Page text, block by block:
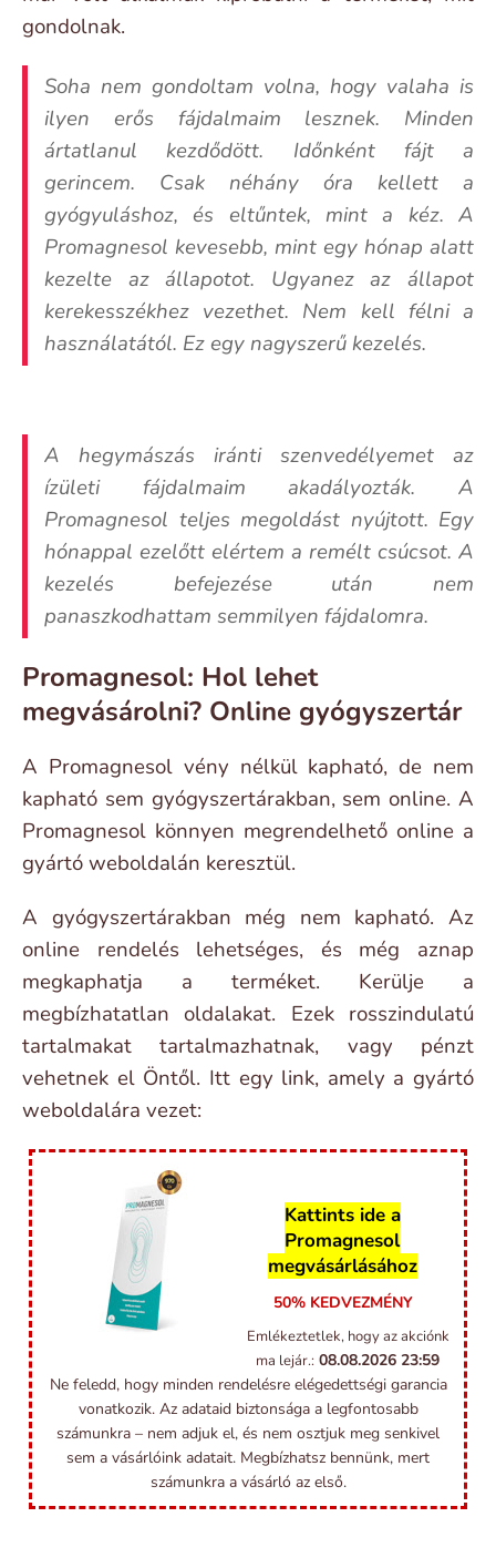
gondolnak.
Soha nem gondoltam volna, hogy valaha is
ilyen erős fájdalmaim lesznek. Minden
ártatlanul kezdődött. Időnként fájt a
gerincem. Csak néhány óra kellett a
gyógyuláshoz, és eltűntek, mint a kéz. A
Promagnesol kevesebb, mint egy hónap alatt
kezelte az állapotot. Ugyanez az állapot
kerekesszékhez vezethet. Nem kell félni a
használatától. Ez egy nagyszerű kezelés.
A hegymászás iránti szenvedélyemet az
ízületi fájdalmaim akadályozták. A
Promagnesol teljes megoldást nyújtott. Egy
hónappal ezelőtt elértem a remélt csúcsot. A
kezelés befejezése után nem
panaszkodhattam semmilyen fájdalomra.
Promagnesol: Hol lehet
megvásárolni? Online gyógyszertár
A Promagnesol vény nélkül kapható, de nem
kapható sem gyógyszertárakban, sem online. A
Promagnesol könnyen megrendelhető online a
gyártó weboldalán keresztül.
A gyógyszertárakban még nem kapható. Az
online rendelés lehetséges, és még aznap
megkaphatja a terméket. Kerülje a
megbízhatatlan oldalakat. Ezek rosszindulatú
tartalmakat tartalmazhatnak, vagy pénzt
vehetnek el Öntől. Itt egy link, amely a gyártó
weboldalára vezet:
Kattints ide a
Promagnesol
megvásárlásához
50% KEDVEZMÉNY
Emlékeztetlek, hogy az akciónk
ma lejár.: 08.08.2026 23:59
Ne feledd, hogy minden rendelésre elégedettségi garancia
vonatkozik. Az adataid biztonsága a legfontosabb
számunkra – nem adjuk el, és nem osztjuk meg senkivel
sem a vásárlóink adatait. Megbízhatsz bennünk, mert
számunkra a vásárló az első.